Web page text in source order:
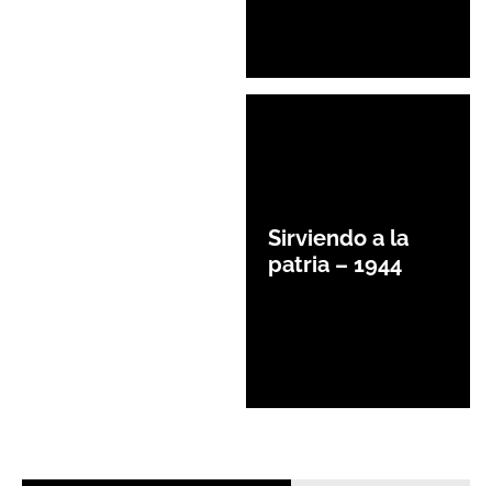
Sirviendo a la
patria – 1944